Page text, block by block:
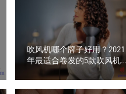
吹风机哪个牌子好用？2021
年最适合卷发的5款吹风机
排行榜